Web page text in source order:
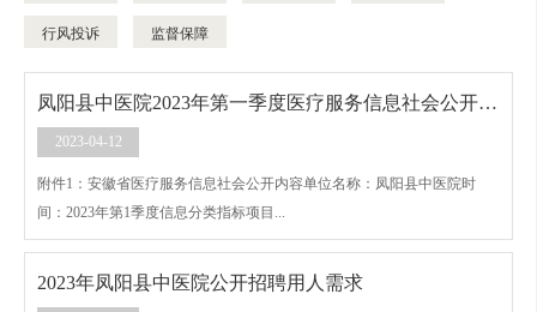
行风投诉 监督保障
凤阳县中医院2023年第一季度医疗服务信息社会公开内容
2023-04-12
附件1：安徽省医疗服务信息社会公开内容单位名称：凤阳县中医院时
间：2023年第1季度信息分类指标项目...
2023年凤阳县中医院公开招聘用人需求